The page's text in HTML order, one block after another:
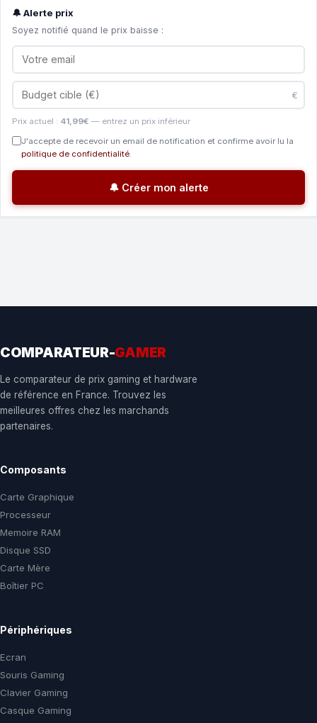
🔔 Alerte prix
Soyez notifié quand le prix baisse :
€
Prix actuel : 41,99€ — entrez un prix inférieur
J'accepte de recevoir un email de notification et confirme avoir lu la
politique de confidentialité
🔔 Créer mon alerte
COMPARATEUR-GAMER
Le comparateur de prix gaming et hardware
de référence en France. Trouvez les
meilleures offres chez les marchands
partenaires.
Composants
Carte Graphique
Processeur
Memoire RAM
Disque SSD
Carte Mère
Boîtier PC
Périphériques
Ecran
Souris Gaming
Clavier Gaming
Casque Gaming